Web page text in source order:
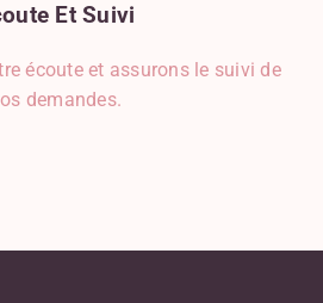
Et Suivi
écoute et assurons le suivi de
demandes.